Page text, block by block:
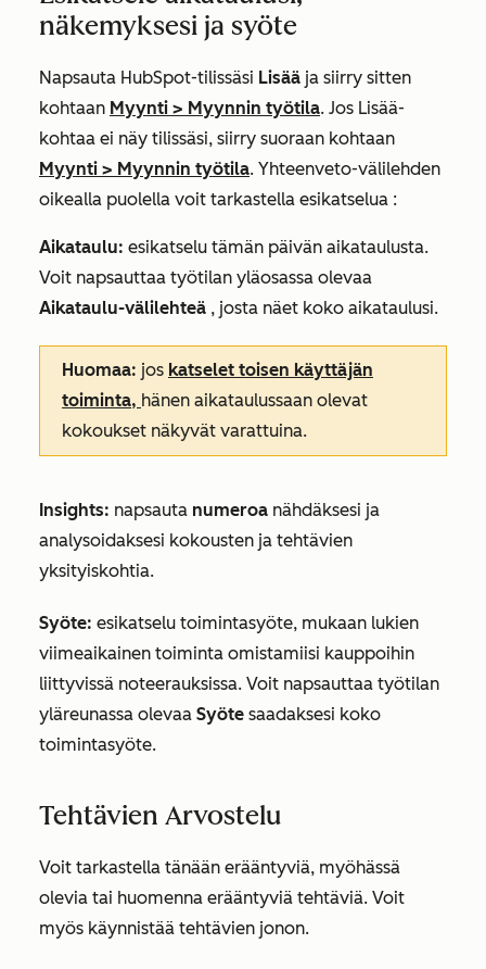
näkemyksesi ja syöte
Napsauta HubSpot-tilissäsi Lisää ja siirry sitten
kohtaan Myynti > Myynnin työtila. Jos Lisää-
kohtaa ei näy tilissäsi, siirry suoraan kohtaan
Myynti > Myynnin työtila. Yhteenveto-välilehden
oikealla puolella voit tarkastella esikatselua :
Aikataulu: esikatselu tämän päivän aikataulusta.
Voit napsauttaa työtilan yläosassa olevaa
Aikataulu-välilehteä , josta näet koko aikataulusi.
Huomaa: jos katselet toisen käyttäjän
toiminta, hänen aikataulussaan olevat
kokoukset näkyvät varattuina.
Insights: napsauta numeroa nähdäksesi ja
analysoidaksesi kokousten ja tehtävien
yksityiskohtia.
Syöte: esikatselu toimintasyöte, mukaan lukien
viimeaikainen toiminta omistamiisi kauppoihin
liittyvissä noteerauksissa. Voit napsauttaa työtilan
yläreunassa olevaa Syöte saadaksesi koko
toimintasyöte.
Tehtävien Arvostelu
Voit tarkastella tänään erääntyviä, myöhässä
olevia tai huomenna erääntyviä tehtäviä. Voit
myös käynnistää tehtävien jonon.